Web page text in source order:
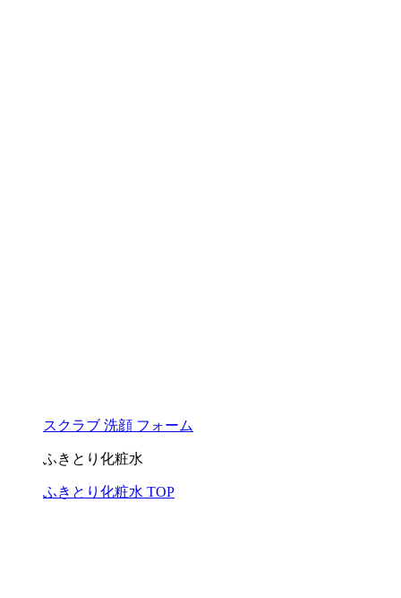
スクラブ 洗顔 フォーム
ふきとり化粧水
ふきとり化粧水 TOP